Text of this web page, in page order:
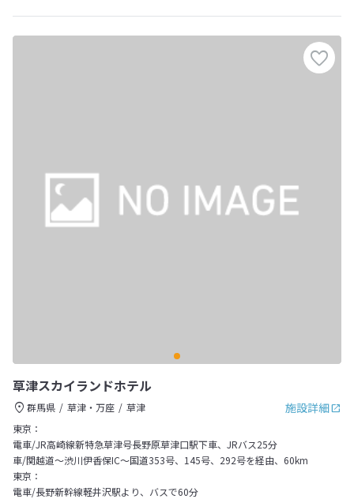
草津スカイランドホテル
施設詳細
群馬県 草津・万座
草津
東京：
電車/JR高崎線新特急草津号長野原草津口駅下車、JRバス25分
車/関越道～渋川伊香保IC～国道353号、145号、292号を経由、60km
東京：
電車/長野新幹線軽井沢駅より、バスで60分